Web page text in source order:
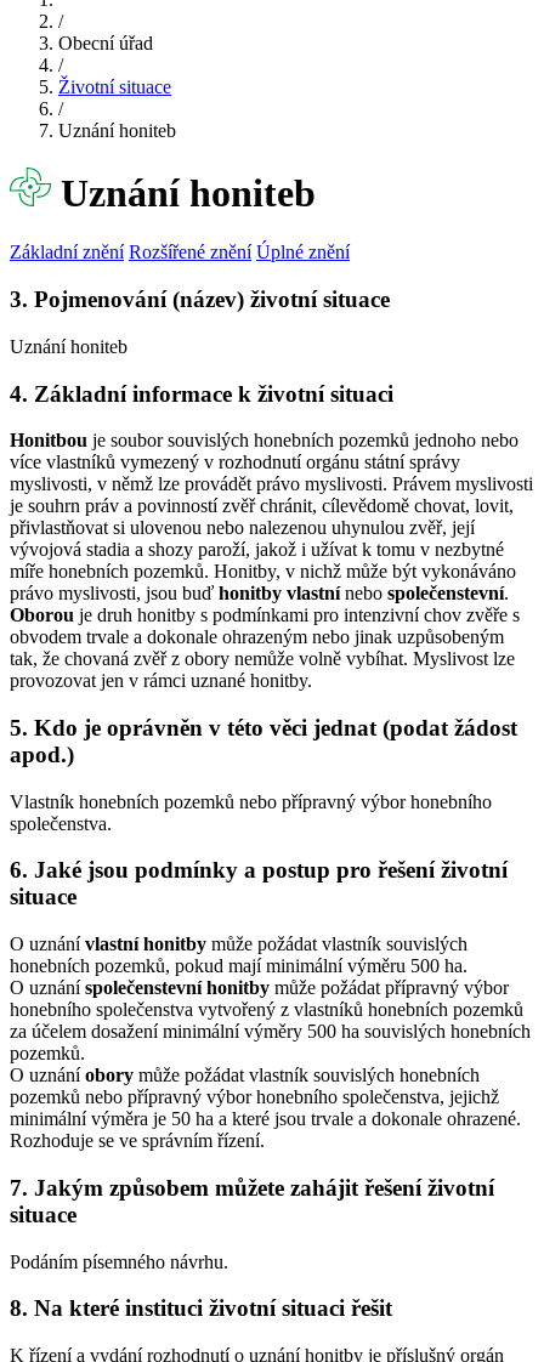
/
Obecní úřad
/
Životní situace
/
Uznání honiteb
Uznání honiteb
Základní znění Rozšířené znění Úplné znění
3. Pojmenování (název) životní situace
Uznání honiteb
4. Základní informace k životní situaci
Honitbou je soubor souvislých honebních pozemků jednoho nebo
více vlastníků vymezený v rozhodnutí orgánu státní správy
myslivosti, v němž lze provádět právo myslivosti. Právem myslivosti
je souhrn práv a povinností zvěř chránit, cílevědomě chovat, lovit,
přivlastňovat si ulovenou nebo nalezenou uhynulou zvěř, její
vývojová stadia a shozy paroží, jakož i užívat k tomu v nezbytné
míře honebních pozemků. Honitby, v nichž může být vykonáváno
právo myslivosti, jsou buď honitby vlastnínebo společenstevní.
Oborou je druh honitby s podmínkami pro intenzivní chov zvěře s
obvodem trvale a dokonale ohrazeným nebo jinak uzpůsobeným
tak, že chovaná zvěř z obory nemůže volně vybíhat. Myslivost lze
provozovat jen v rámci uznané honitby.
5. Kdo je oprávněn v této věci jednat (podat žádost
apod.)
Vlastník honebních pozemků nebo přípravný výbor honebního
společenstva.
6. Jaké jsou podmínky a postup pro řešení životní
situace
O uznánívlastní honitby může požádat vlastník souvislých
honebních pozemků, pokud mají minimální výměru 500 ha.
O uznáníspolečenstevní honitby může požádat přípravný výbor
honebního společenstva vytvořený z vlastníků honebních pozemků
za účelem dosažení minimální výměry 500 ha souvislých honebních
pozemků.
O uznáníobory může požádat vlastník souvislých honebních
pozemků nebo přípravný výbor honebního společenstva, jejichž
minimální výměra je 50 ha a které jsou trvale a dokonale ohrazené.
Rozhoduje se ve správním řízení.
7. Jakým způsobem můžete zahájit řešení životní
situace
Podáním písemného návrhu.
8. Na které instituci životní situaci řešit
K řízení a vydání rozhodnutí o uznání honitby je příslušný orgán